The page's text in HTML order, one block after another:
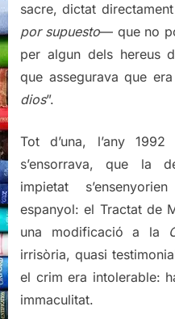
sacre, dictat
por supuesto— que no
per algun dels hereus
que assegurava que
dios”.
Tot d’una, l’any
s’ensorrava, que la
impietat
espanyol: el Tractat de
una modificació a la
irrisòria, quasi
el crim era intolerable:
immaculitat.